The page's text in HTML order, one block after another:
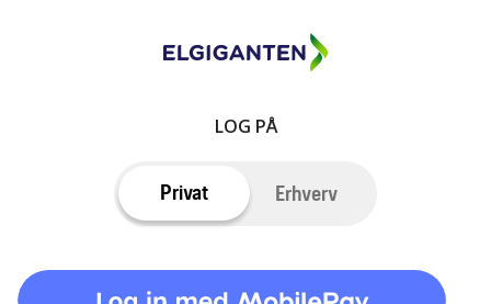
LOG PÅ
Privat Erhverv